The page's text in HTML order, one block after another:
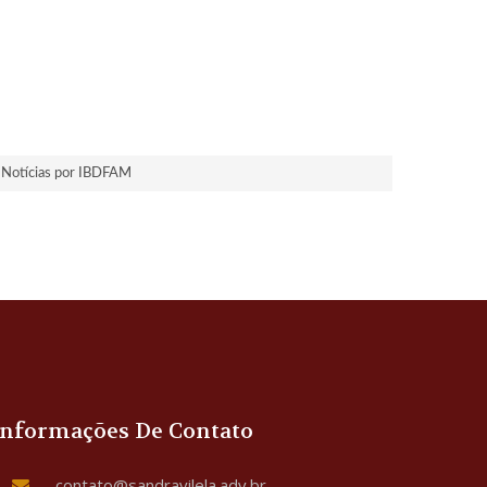
Notícias por IBDFAM
De Contato